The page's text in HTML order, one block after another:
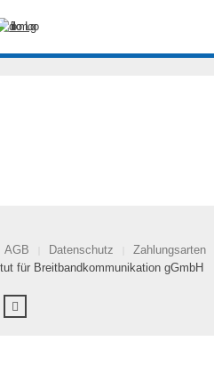
AGB Datenschutz
Zahlungsarten
für Breitbandkommunikation gGmbH